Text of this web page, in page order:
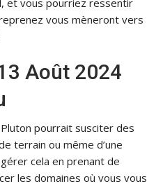
et vous pourriez ressentir
vous mèneront vers
Août 2024
pourrait susciter des
terrain ou même d’une
cela en prenant de
les domaines où vous vous